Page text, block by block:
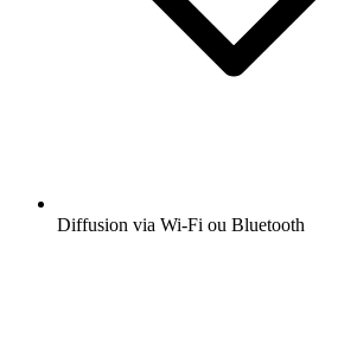
Diffusion via Wi-Fi ou Bluetooth